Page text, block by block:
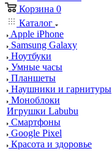
Корзина 0
Каталог
Apple iPhone
Samsung Galaxy
Ноутбуки
Умные часы
Планшеты
Наушники и гарнитуры
Моноблоки
Игрушки Labubu
Смартфоны
Google Pixel
Красота и здоровье